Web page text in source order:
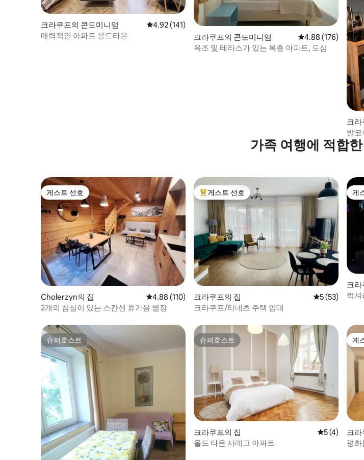
크라쿠프의 콘도미니엄 평점 4.92점(5점 만점), 후기 141개
4.92 (141)
매력적인 아파트 올드타운
크라쿠프의 콘도미니엄 평점 4.88점(5점 만
4.88 (176)
욕조 및 테라스가 있는 복층 아파트, 도심
크라
발코
트.
가족 여행에 적합
게스트 선호
게스트 선호
Cholerzyn의 집 평점 4.88점(5점 만점), 후기 110개
4.88 (110)
2개의 침실이 있는 스칸센 휴가용 별장
상위 게스트 선호
게스트 선호
크라쿠프의 집 평점 5점(5점
5 (53)
크라쿠프/티네츠 주택 임대
게
게
크라
럭셔
슈퍼호스트
슈퍼호스트 슈퍼호스트
슈퍼호스트
크라쿠프의 집 평점 5점(5점
5 (4)
올드 타운 사레고 아파트
게
게
크라
평화